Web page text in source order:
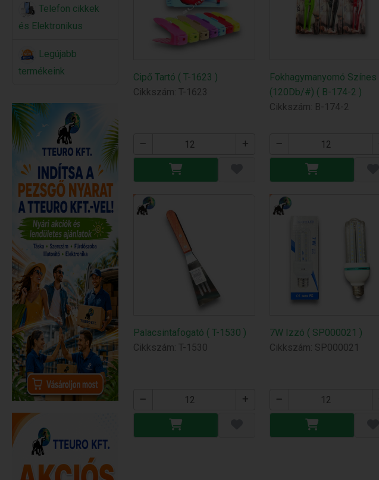
Telefon cikkek
és Elektronikus
Legújabb
termékeink
Cipő Tartó ( T-1623 )
Cikkszám: T-1623
Fokhagymanyomó Színes
(120Db/#) ( B-174-2 )
Cikkszám: B-174-2
Palacsintafogató ( T-1530 )
Cikkszám: T-1530
7W Izzó ( SP000021 )
Cikkszám: SP000021